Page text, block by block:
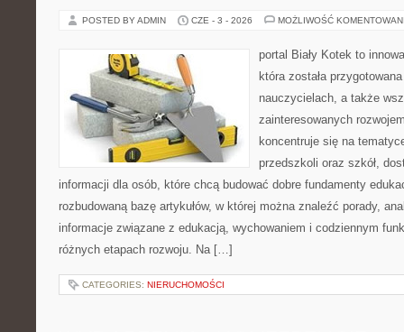
POSTED BY ADMIN CZE - 3 - 2026 MOŻLIWOŚĆ
portal Biały Kotek to
która została
nauczycielach, a także
zainteresowanych
koncentruje się na
przedszkoli oraz szkół,
informacji dla osób, które chcą budować dobre fundamenty
rozbudowaną bazę artykułów, w której można znaleźć porady,
informacje związane z edukacją, wychowaniem i codziennym
różnych etapach rozwoju. Na […]
CATEGORIES: NIERUCHOMOŚCI